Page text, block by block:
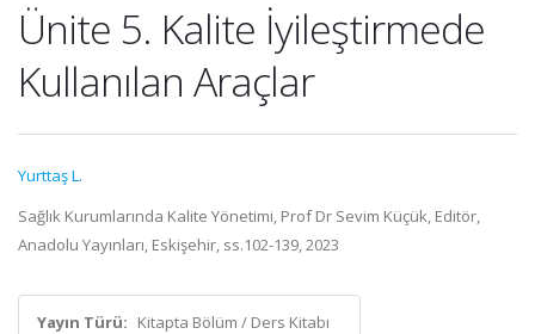
Ünite 5. Kalite İyileştirmede
Kullanılan Araçlar
Yurttaş L.
Sağlık Kurumlarında Kalite Yönetimi, Prof Dr Sevim Küçük, Editör,
Anadolu Yayınları, Eskişehir, ss.102-139, 2023
Yayın Türü: Kitapta Bölüm / Ders Kitabı